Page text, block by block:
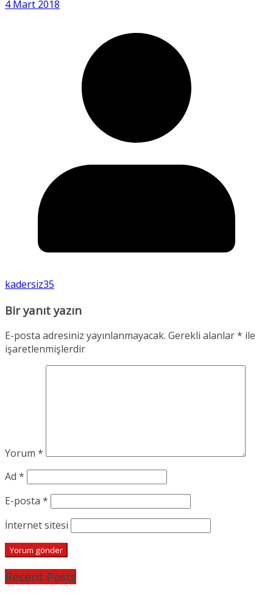
4 Mart 2018
kadersiz35
Bir yanıt yazın
E-posta adresiniz yayınlanmayacak. Gerekli alanlar* ile
işaretlenmişlerdir
Yorum *
Ad *
E-posta *
İnternet sitesi
Recent Posts